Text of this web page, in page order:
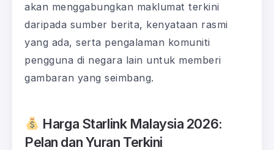
akan menggabungkan maklumat terkini
daripada sumber berita, kenyataan rasmi
yang ada, serta pengalaman komuniti
pengguna di negara lain untuk memberi
gambaran yang seimbang.
Harga Starlink Malaysia 2026:
Pelan dan Yuran Terkini